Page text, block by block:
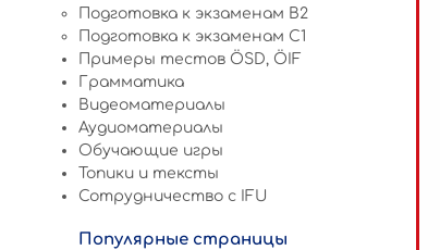
Подготовка к экзаменам B2
Подготовка к экзаменам C1
Примеры тестов ÖSD, ÖIF
Грамматика
Видеоматериалы
Аудиоматериалы
Обучающие игры
Топики и тексты
Сотрудничество c IFU
Популярные страницы